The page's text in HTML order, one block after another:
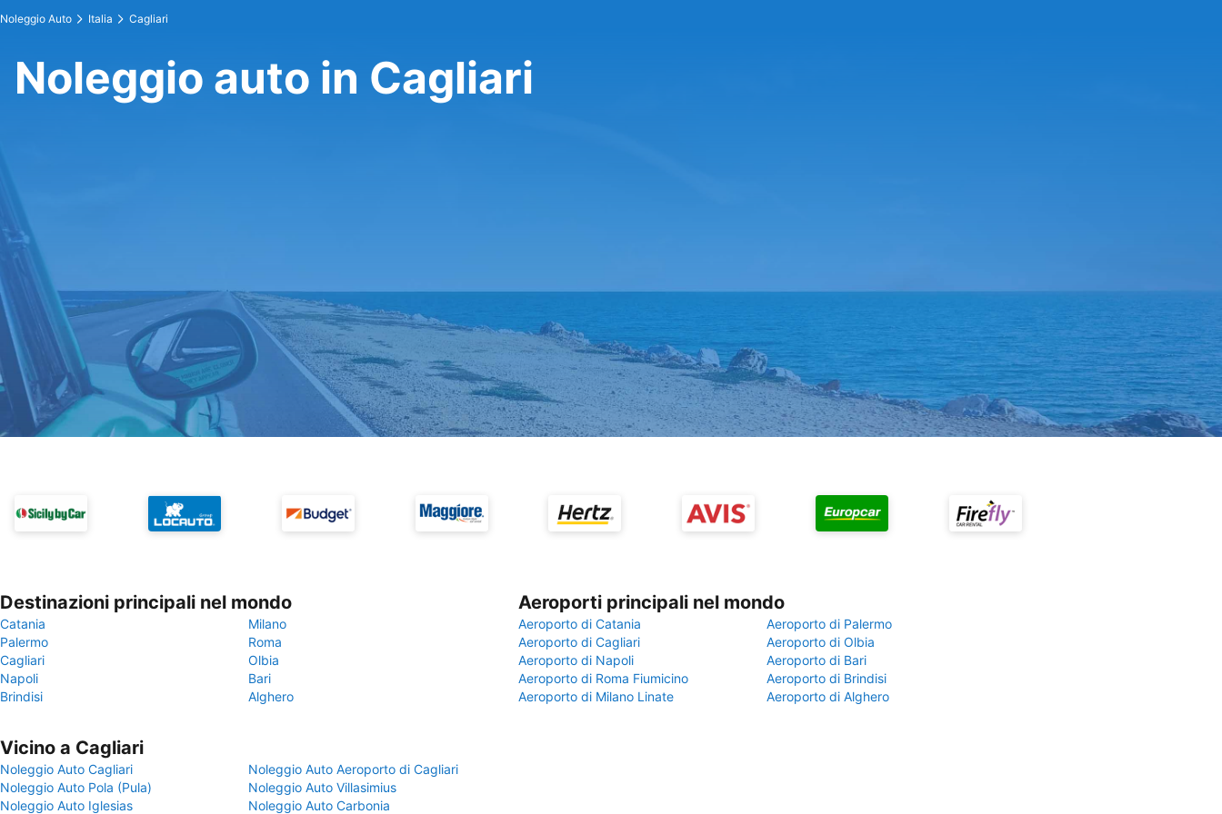
Noleggio Auto Italia Cagliari
Noleggio auto in Cagliari
Destinazioni principali nel mondo
Catania
Milano
Palermo
Roma
Cagliari
Olbia
Napoli
Bari
Brindisi
Alghero
Aeroporti principali nel mondo
Aeroporto di Catania
Aeroporto di Palermo
Aeroporto di Cagliari
Aeroporto di Olbia
Aeroporto di Napoli
Aeroporto di Bari
Aeroporto di Roma Fiumicino
Aeroporto di Brindisi
Aeroporto di Milano Linate
Aeroporto di Alghero
Vicino a Cagliari
Noleggio Auto Cagliari
Noleggio Auto Aeroporto di Cagliari
Noleggio Auto Pola (Pula)
Noleggio Auto Villasimius
Noleggio Auto Iglesias
Noleggio Auto Carbonia